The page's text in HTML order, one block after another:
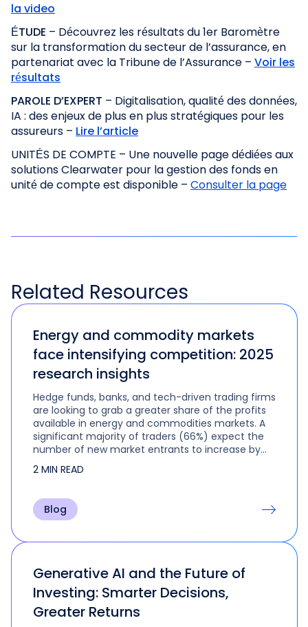
la video
ÉTUDE – Découvrez les résultats du 1er Baromètre
sur la transformation du secteur de l’assurance, en
partenariat avec la Tribune de l’Assurance – Voir les
résultats
PAROLE D’EXPERT – Digitalisation, qualité des données,
IA : des enjeux de plus en plus stratégiques pour les
assureurs – Lire l’article
UNITÉS DE COMPTE – Une nouvelle page dédiées aux
solutions Clearwater pour la gestion des fonds en
unité de compte est disponible – Consulter la page
Related Resources
Energy and commodity markets
face intensifying competition: 2025
research insights
Hedge funds, banks, and tech-driven trading firms
are looking to grab a greater share of the profits
available in energy and commodities markets. A
significant majority of traders (66%) expect the
number of new market entrants to increase by
up…
2 MIN READ
Blog
Generative AI and the Future of
Investing: Smarter Decisions,
Greater Returns